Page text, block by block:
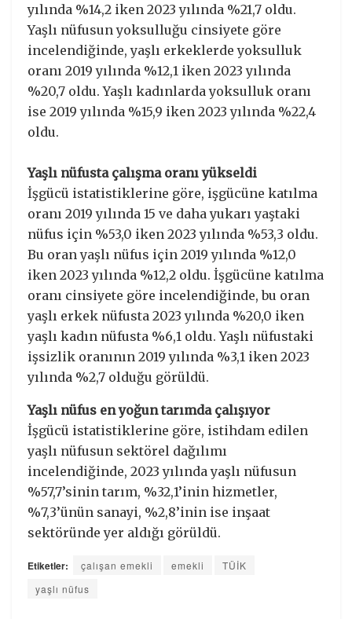
yılında %14,2 iken 2023 yılında %21,7 oldu.
Yaşlı nüfusun yoksulluğu cinsiyete göre
incelendiğinde, yaşlı erkeklerde yoksulluk
oranı 2019 yılında %12,1 iken 2023 yılında
%20,7 oldu. Yaşlı kadınlarda yoksulluk oranı
ise 2019 yılında %15,9 iken 2023 yılında %22,4
oldu.
Yaşlı nüfusta çalışma oranı yükseldi
İşgücü istatistiklerine göre, işgücüne katılma
oranı 2019 yılında 15 ve daha yukarı yaştaki
nüfus için %53,0 iken 2023 yılında %53,3 oldu.
Bu oran yaşlı nüfus için 2019 yılında %12,0
iken 2023 yılında %12,2 oldu. İşgücüne katılma
oranı cinsiyete göre incelendiğinde, bu oran
yaşlı erkek nüfusta 2023 yılında %20,0 iken
yaşlı kadın nüfusta %6,1 oldu. Yaşlı nüfustaki
işsizlik oranının 2019 yılında %3,1 iken 2023
yılında %2,7 olduğu görüldü.
Yaşlı nüfus en yoğun tarımda çalışıyor
İşgücü istatistiklerine göre, istihdam edilen
yaşlı nüfusun sektörel dağılımı
incelendiğinde, 2023 yılında yaşlı nüfusun
%57,7’sinin tarım, %32,1’inin hizmetler,
%7,3’ünün sanayi, %2,8’inin ise inşaat
sektöründe yer aldığı görüldü.
Etiketler: çalışan emekli emekli
TÜİK
yaşlı nüfus